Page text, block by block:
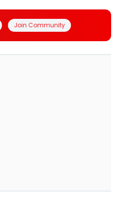
Join Community